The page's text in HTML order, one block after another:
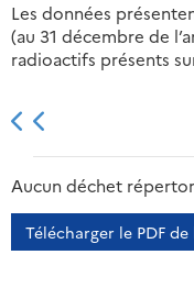
Les données
(au 31 décembre de
radioactifs présents
2013
Aucun déchet
Télécharger le PDF